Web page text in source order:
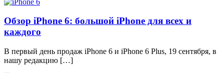
Обзор iPhone 6: большой iPhone для всех и
каждого
В первый день продаж iPhone 6 и iPhone 6 Plus, 19 сентября, в
нашу редакцию […]